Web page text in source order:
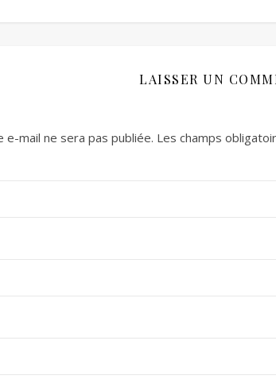
LAISSER UN
e-mail ne sera pas publiée. Les champs